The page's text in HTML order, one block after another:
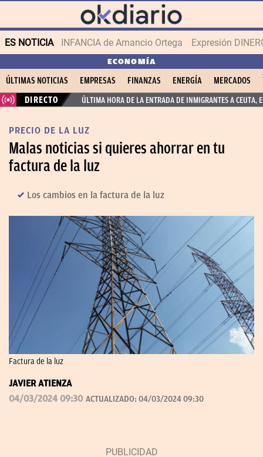
ES NOTICIA INFANCIA de Amancio Ortega Expresión
ECONOMÍA
ÚLTIMAS NOTICIAS EMPRESAS FINANZAS ENERGÍA MERCADOS
DIRECTO
ÚLTIMA HORA DE LA ENTRADA DE INMIGRANTES A CEUTA,
PRECIO DE LA LUZ
Malas noticias si quieres ahorrar en tu
factura de la luz
Los cambios en la factura de la luz
Factura de la luz
JAVIER ATIENZA
04/03/2024 09:30 ACTUALIZADO: 04/03/2024 09:30